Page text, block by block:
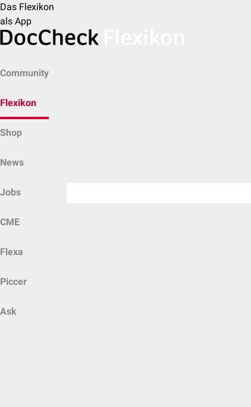
Das Flexikon
als App
Community
Flexikon
Shop
News
Jobs
CME
Flexa
Piccer
Ask